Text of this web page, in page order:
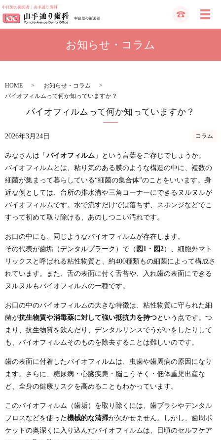
お知らせ・コラム
HOME
お知らせ・コラム
バイオフィルムって何か知っていますか？
バイオフィルムって何か知っていますか？
2026年3月24日 コラム
みなさんは「 バイオフィルム 」という言葉をご存じでしょうか。
バイオフィルムとは、粘り気のある膜のような構造の中に、複数の
細菌が集まって暮らしている“細菌の集合体”のことをいいます。身
近な例としては、台所の排水溝や三角コーナーにできるヌルヌルが
バイオフィルムです。水で流すだけでは落ちず、スポンジなどでこ
すって初めて取り除ける、あのしつこい汚れです。
お口の中にも、同じようなバイオフィルムが存在します。
その代表が歯垢（デンタルプラーク）で（ 図 1 ・図2）、細胞外マト
リックスと呼ばれる粘性物質と、約400種類もの細菌によって構成さ
れています。また、舌の表面に付く舌苔や、入れ歯の表面にできる
ヌルヌルもバイオフィルムの一種です。
お口の中のバイオフィルムの大きな特徴は、粘性物質に守られた細
菌が抗生物質や消毒薬に対して強い抵抗力を持つという点です。つ
まり、抗生物質を飲んだり、デンタルリンスでうがいをしたりして
も、バイオフィルムそのものを除去することは難しいのです。
歯の表面に付着したバイオフィルムは、虫歯や歯周病の原因になり
ます。さらに、糖尿病・心臓疾患・脳こうそく・低体重児出産な
ど、全身の健康リスクを高めることもわかっています。
このバイオフィルム（歯垢）を取り除くには、歯ブラシやデンタル
フロスなどを使った機械的な清掃が欠かせません。しかし、歯周ポ
ケットの奥深くに入り込んだバイオフィルムは、日頃のセルフケア